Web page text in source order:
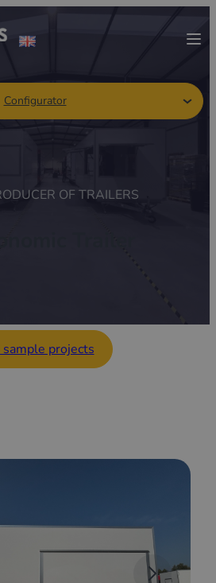
Configurator
OF TRAILERS
projects